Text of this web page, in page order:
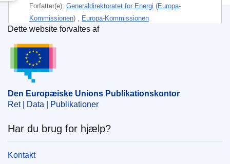
Forfatter(e): Generaldirektoratet for Energi (Europa-
Kommissionen) Europa-Kommissionen
IMMC : Ares(2025)2052159
Den Europæiske Unions Publikationskontor
Dette website forvaltes af
Den Europæiske Unions Publikationskontor
Ret | Data | Publikationer
Har du brug for hjælp?
Kontakt